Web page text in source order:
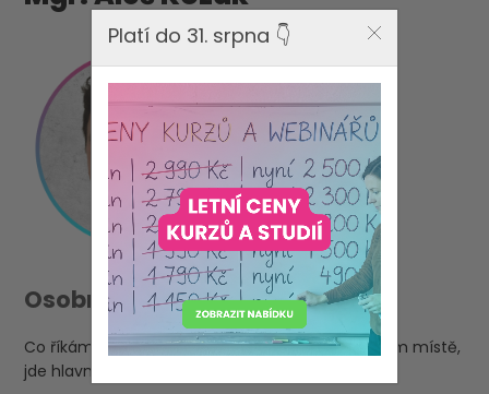
Osobní motto/poslání
Co říkám žákům: „O klasifikaci jde až na posledním místě,
jde hlavně o to, co se doopravdy naučíme.“
Platí do 31. srpna 👇